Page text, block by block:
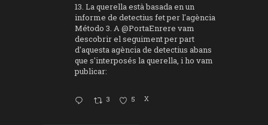
13. La querella està basada en un
informe de detectius fet per l'agència
Método 3. A@PortaEnrere vam
descobrir el seguiment per part
d'aquesta agència de detectius abans
que s'interposés la querella, i ho vam
publicar:
3 5 X